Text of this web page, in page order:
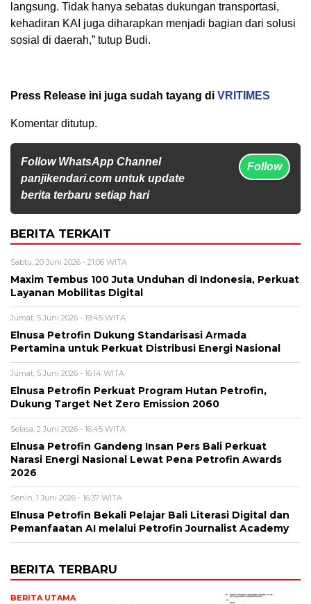
langsung. Tidak hanya sebatas dukungan transportasi,
kehadiran KAI juga diharapkan menjadi bagian dari solusi
sosial di daerah,” tutup Budi.
Press Release ini juga sudah tayang di VRITIMES
Komentar ditutup.
Follow WhatsApp Channel
panjikendari.com untuk update
berita terbaru setiap hari
Follow
BERITA TERKAIT
Sabtu, 20 Juni 2026 - 21:06 WITA
Maxim Tembus 100 Juta Unduhan di Indonesia, Perkuat
Layanan Mobilitas Digital
Jumat, 5 Juni 2026 - 19:45 WITA
Elnusa Petrofin Dukung Standarisasi Armada
Pertamina untuk Perkuat Distribusi Energi Nasional
Jumat, 5 Juni 2026 - 16:14 WITA
Elnusa Petrofin Perkuat Program Hutan Petrofin,
Dukung Target Net Zero Emission 2060
Selasa, 2 Juni 2026 - 16:45 WITA
Elnusa Petrofin Gandeng Insan Pers Bali Perkuat
Narasi Energi Nasional Lewat Pena Petrofin Awards
2026
Senin, 1 Juni 2026 - 16:37 WITA
Elnusa Petrofin Bekali Pelajar Bali Literasi Digital dan
Pemanfaatan AI melalui Petrofin Journalist Academy
BERITA TERBARU
BERITA UTAMA